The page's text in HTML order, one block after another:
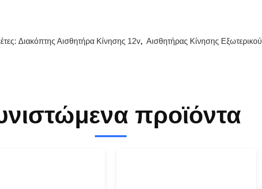
Διακόπτης Αισθητήρα Κίνησης 12v, Αισθητήρας Κίνησης Εξωτερικού
προϊόντα